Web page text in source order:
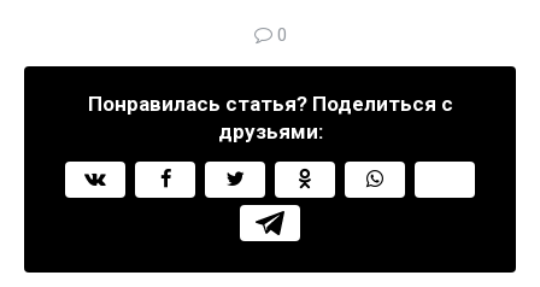
0
Понравилась статья? Поделиться с
друзьями: